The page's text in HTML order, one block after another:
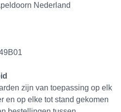
Nederland
zijn van toepassing op elk
en op elke tot stand gekomen